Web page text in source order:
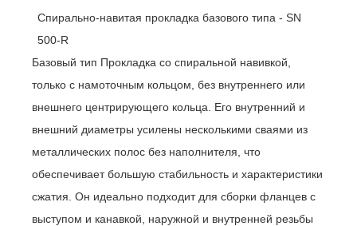
Спирально-навитая прокладка базового типа - SN
500-R
Базовый тип Прокладка со спиральной навивкой,
только с намоточным кольцом, без внутреннего или
внешнего центрирующего кольца. Его внутренний и
внешний диаметры усилены несколькими сваями из
металлических полос без наполнителя, что
обеспечивает большую стабильность и характеристики
сжатия. Он идеально подходит для сборки фланцев с
выступом и канавкой, наружной и внутренней резьбы